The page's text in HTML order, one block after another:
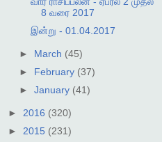
8 வரை 2017
இன்று - 01.04.2017
► March (45)
►
February (37)
► January (41)
► 2016 (320)
► 2015 (231)